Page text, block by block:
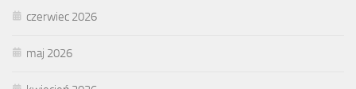
czerwiec 2026
maj 2026